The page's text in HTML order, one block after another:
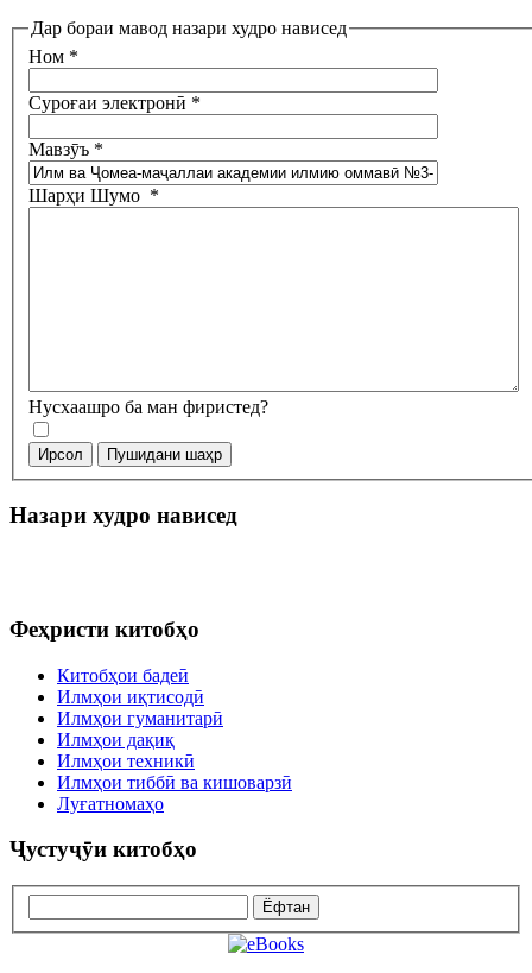
Дар бораи мавод назари худро нависед
Ном *
Суроғаи электронӣ *
Мавзӯъ *
Шарҳи Шумо *
Нусхаашро ба ман фиристед?
Ирсол Пушидани шаҳр
Назари худро нависед
Феҳристи китобҳо
Китобҳои бадеӣ
Илмҳои иқтисодӣ
Илмҳои гуманитарӣ
Илмҳои дақиқ
Илмҳои техникӣ
Илмҳои тиббӣ ва кишоварзӣ
Луғатномаҳо
Ҷустуҷӯи китобҳо